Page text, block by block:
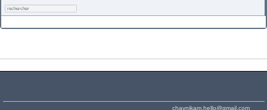
chaynikam.hello@gmail.com